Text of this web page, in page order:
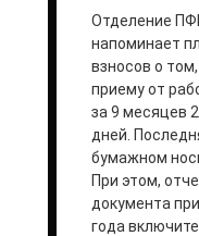
Отделение
напоминает
взносов о
приему от
за 9 месяцев
дней.
бумажном
При этом,
документа
года